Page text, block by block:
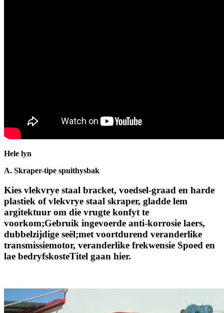
Hele lyn
A. Skraper-tipe spuithysbak
Kies vlekvrye staal bracket, voedsel-graad en harde
plastiek of vlekvrye staal skraper, gladde lem
argitektuur om die vrugte konfyt te
voorkom;Gebruik ingevoerde anti-korrosie laers,
dubbelzijdige seël;met voortdurend veranderlike
transmissiemotor, veranderlike frekwensie Spoed en
lae bedryfskosteTitel gaan hier.